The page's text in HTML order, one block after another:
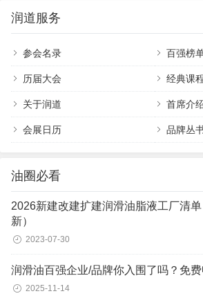
润道服务
参会名录 百强榜
历届大会 经典课
关于润道 首席介
会展日历 品牌丛
油圈必看
2026新建改建扩建润滑油脂液工厂清
新）
2023-07-30
润滑油百强企业/品牌你入围了吗？免
2025-11-14